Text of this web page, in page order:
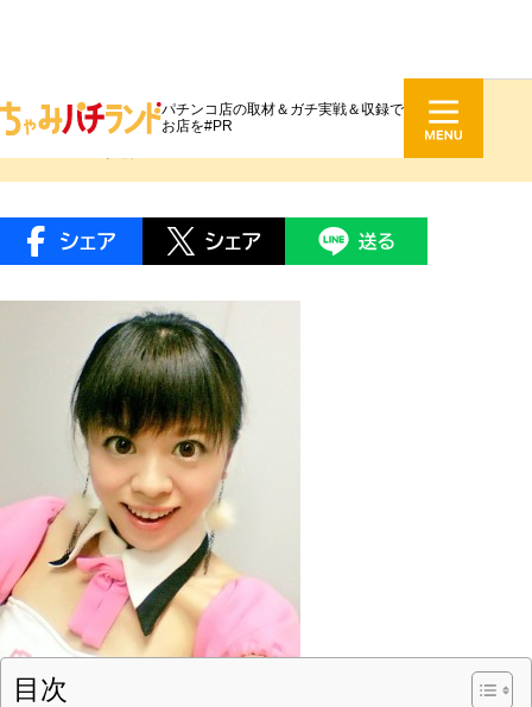
パチンコ店の取材＆ガチ実戦＆収録で
お店を#PR
及川愛未 USSツートップ復活w
目次